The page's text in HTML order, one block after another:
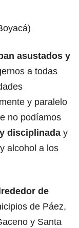
asustados y
a todas
y paralelo
no podíamos
disciplinada y
alcohol a los
de
de Páez,
y Santa